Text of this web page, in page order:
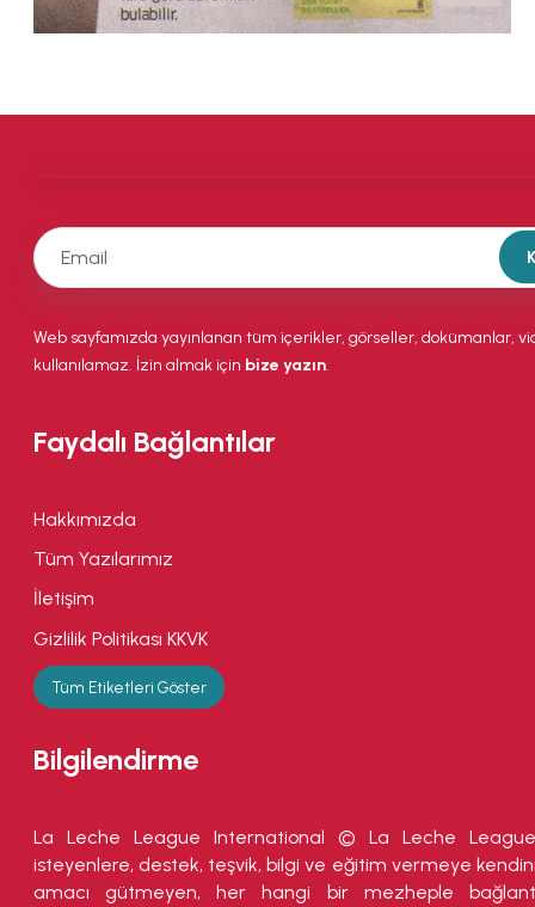
Web sayfamızda yayınlanan tüm içerikler, görseller, dokümanlar,
kullanılamaz. İzin almak için bize yazın.
Faydalı Bağlantılar
Hakkımızda
Tüm Yazılarımız
İletişim
Gizlilik Politikası KKVK
Tüm Etiketleri Göster
Bilgilendirme
La Leche League International © La Leche
isteyenlere, destek, teşvik, bilgi ve eğitim vermeye
amacı gütmeyen, her hangi bir mezheple